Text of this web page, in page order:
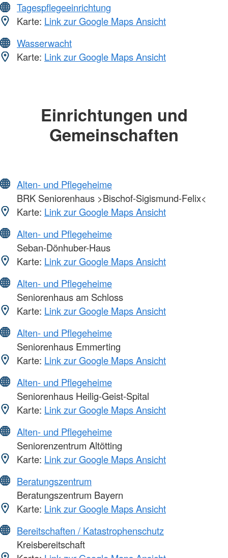
Tagespflegeeinrichtung
Karte: Link zur Google Maps Ansicht
Wasserwacht
Karte: Link zur Google Maps Ansicht
Einrichtungen und
Gemeinschaften
Alten- und Pflegeheime
BRK Seniorenhaus >Bischof-Sigismund-Felix<
Karte: Link zur Google Maps Ansicht
Alten- und Pflegeheime
Seban-Dönhuber-Haus
Karte: Link zur Google Maps Ansicht
Alten- und Pflegeheime
Seniorenhaus am Schloss
Karte: Link zur Google Maps Ansicht
Alten- und Pflegeheime
Seniorenhaus Emmerting
Karte: Link zur Google Maps Ansicht
Alten- und Pflegeheime
Seniorenhaus Heilig-Geist-Spital
Karte: Link zur Google Maps Ansicht
Alten- und Pflegeheime
Seniorenzentrum Altötting
Karte: Link zur Google Maps Ansicht
Beratungszentrum
Beratungszentrum Bayern
Karte: Link zur Google Maps Ansicht
Bereitschaften / Katastrophenschutz
Kreisbereitschaft